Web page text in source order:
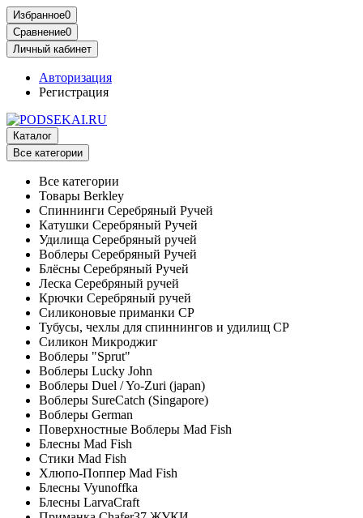
Избранное0
Сравнение0
Личный кабинет
Авторизация
Регистрация
Каталог
Все категории
Все категории
Товары Berkley
Спиннинги Серебряный Ручей
Катушки Серебряный Ручей
Удилища Серебряный ручей
Воблеры Серебряный Ручей
Блёсны Серебряный Ручей
Леска Серебряный ручей
Крючки Серебряный ручей
Силиконовые приманки СР
Тубусы, чехлы для спиннингов и удилищ СР
Силикон Микроджиг
Воблеры "Sprut"
Воблеры Lucky John
Воблеры Duel / Yo-Zuri (japan)
Воблеры SureCatch (Singapore)
Воблеры German
Поверхностные Воблеры Mad Fish
Блесны Mad Fish
Стики Mad Fish
Хлюпо-Поппер Mad Fish
Блесны Vyunoffka
Блесны LarvaCraft